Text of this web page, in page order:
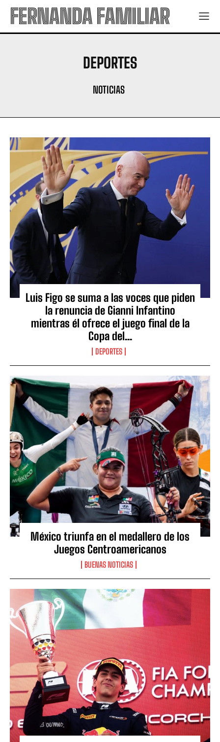
FERNANDA FAMILIAR
DEPORTES
NOTICIAS
Luis Figo se suma a las voces que piden
la renuncia de Gianni Infantino
mientras él ofrece el juego final de la
Copa del...
DEPORTES
México triunfa en el medallero de los
Juegos Centroamericanos
BUENAS NOTICIAS